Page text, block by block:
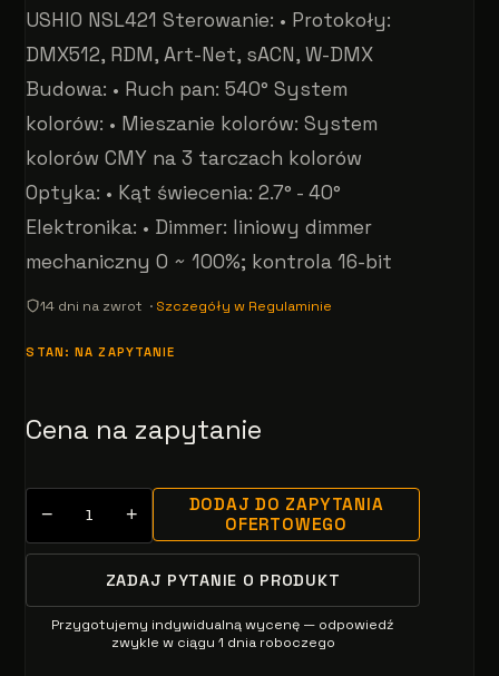
USHIO NSL421 Sterowanie: • Protokoły:
DMX512, RDM, Art-Net, sACN, W-DMX
Budowa: • Ruch pan: 540° System
kolorów: • Mieszanie kolorów: System
kolorów CMY na 3 tarczach kolorów
Optyka: • Kąt świecenia: 2.7° - 40°
Elektronika: • Dimmer: liniowy dimmer
mechaniczny 0 ~ 100%; kontrola 16-bit
14 dni na zwrot · Szczegóły w Regulaminie
STAN: NA ZAPYTANIE
Cena na zapytanie
− +
DODAJ DO ZAPYTANIA
OFERTOWEGO
ZADAJ PYTANIE O PRODUKT
Przygotujemy indywidualną wycenę — odpowiedź
zwykle w ciągu 1 dnia roboczego